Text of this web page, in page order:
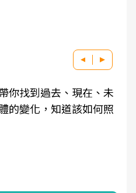
你找到過去、現在、未
的變化，知道該如何照